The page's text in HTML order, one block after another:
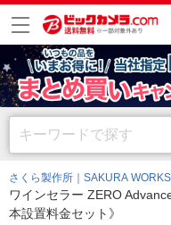
さくら製作所｜SAKURA WORKS
ワインセラー ZERO
本設置料金セット》